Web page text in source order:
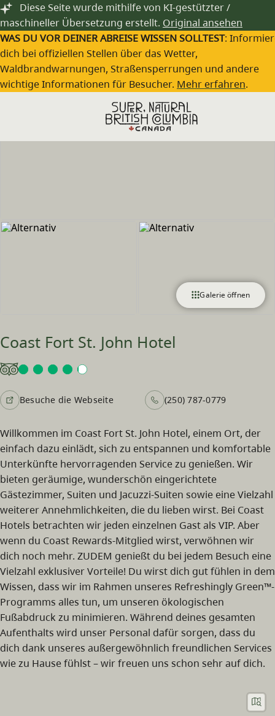
Zum Hauptinhalt springen
Diese Seite wurde mithilfe von KI-gestützter /
maschineller Übersetzung erstellt. Original ansehen
WAS DU VOR DEINER ABREISE WISSEN SOLLTEST:
dich bei offiziellen Stellen über das Wetter,
Waldbrandwarnungen, Straßensperrungen und andere
wichtige Informationen für Besucher. Mehr erfahren.
Galerie öffnen
Coast Fort St. John Hotel
Besuche die Webseite (250) 787-0779
Willkommen im Coast Fort St. John Hotel, einem Ort, der
einfach dazu einlädt, sich zu entspannen und komfortable
Unterkünfte hervorragenden Service zu genießen. Wir
bieten geräumige, wunderschön eingerichtete
Gästezimmer, Suiten und Jacuzzi-Suiten sowie eine Vielzahl
weiterer Annehmlichkeiten, die du lieben wirst. Bei Coast
Hotels betrachten wir jeden einzelnen Gast als VIP. Aber
wenn du Coast Rewards-Mitglied wirst, verwöhnen wir
dich noch mehr. ZUDEM genießt du bei jedem Besuch eine
Vielzahl exklusiver Vorteile! Du wirst dich gut fühlen in dem
Wissen, dass wir im Rahmen unseres Refreshingly Green™-
Programms alles tun, um unseren ökologischen
Fußabdruck zu minimieren. Während deines gesamten
Aufenthalts wird unser Personal dafür sorgen, dass du
dich dank unseres außergewöhnlich freundlichen Services
wie zu Hause fühlst – wir freuen uns schon sehr auf dich.